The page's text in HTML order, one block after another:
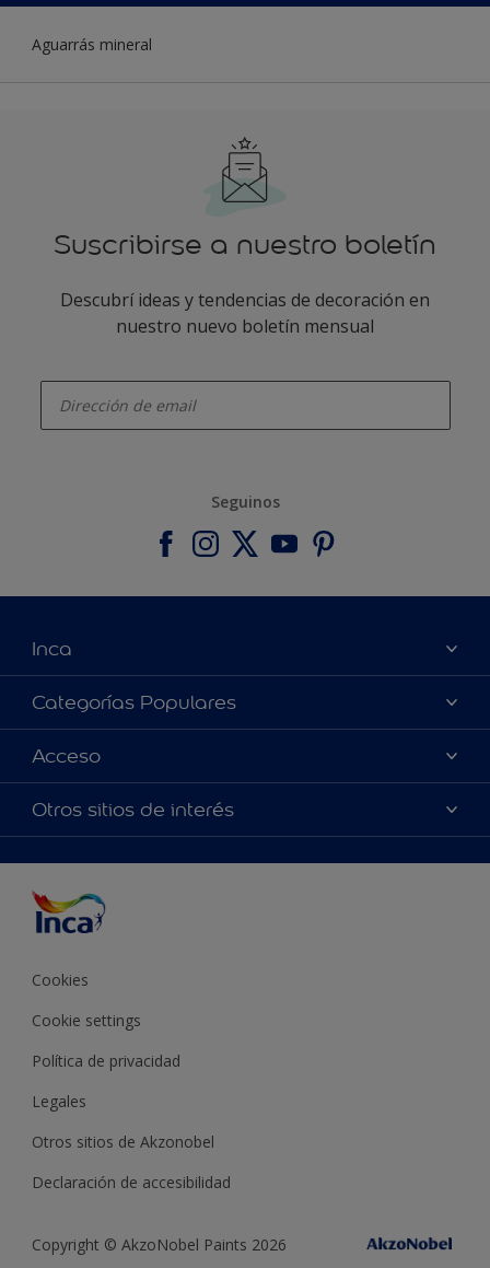
Aguarrás mineral
Suscribirse a nuestro boletín
Descubrí ideas y tendencias de decoración en
nuestro nuevo boletín mensual
Seguinos
Inca
Acerca de Inca
Contactanos
Encontrá un distribuidor Inca
Categorías Populares
Colores
Productos
Inspiración
Acceso
Accesibilidad
Precisión del color
Otros sitios de interés
Cookies
Cookie settings
Política de privacidad
Legales
Otros sitios de Akzonobel
Declaración de accesibilidad
Copyright © AkzoNobel Paints 2026